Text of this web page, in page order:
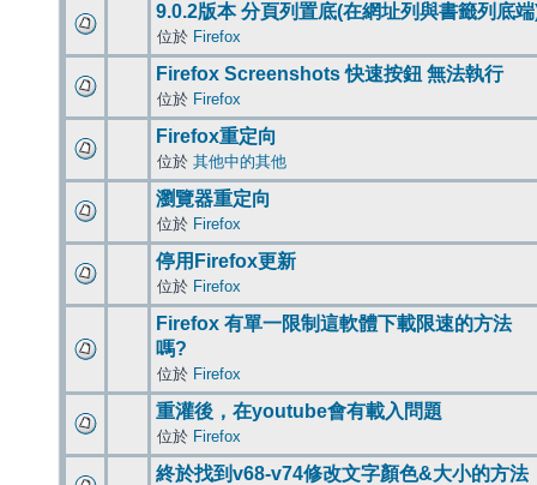
9.0.2版本 分頁列置底(在網址列與書籤列底
位於 Firefox
Firefox Screenshots 快速按鈕 無法執行
位於 Firefox
Firefox重定向
位於 其他中的其他
瀏覽器重定向
位於 Firefox
停用Firefox更新
位於 Firefox
Firefox 有單一限制這軟體下載限速的方法
嗎?
位於 Firefox
重灌後，在youtube會有載入問題
位於 Firefox
終於找到v68-v74修改文字顏色&大小的方法